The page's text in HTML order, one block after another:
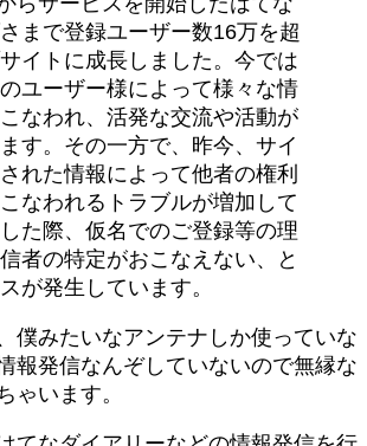
まで登録ユーザー数16万を超
イトに成長しました。今では
ユーザー様によって様々な情
なわれ、活発な交流や活動が
す。その一方で、昨今、サイ
れた情報によって他者の権利
なわれるトラブルが増加して
た際、仮名でのご登録等の理
者の特定がおこなえない、と
が発生しています。
僕みたいなアンテナしか使っていな
報発信なんぞしていないので無縁な
ゃいます。